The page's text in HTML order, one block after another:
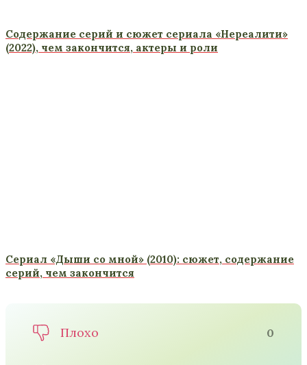
Содержание серий и сюжет сериала «Нереалити»
(2022), чем закончится, актеры и роли
Сериал «Дыши со мной» (2010): сюжет, содержание
серий, чем закончится
Плохо 0